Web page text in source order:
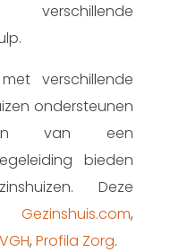
verschillende
verschillende
ondersteunen
van een
bieden
Deze
Gezinshuis.com,
, Profila Zorg.